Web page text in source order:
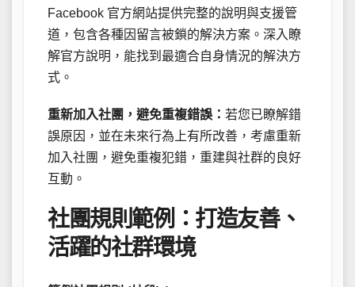
Facebook 官方網站提供完整的說明與支援管
道，包含各種因留言被鎖的解決方案。深入瞭
解官方說明，能找到最適合自身情況的解決方
式。
重新加入社團，避免重複錯誤： 若您已瞭解錯
誤原因，並在未來行為上有所改善，考慮重新
加入社團，避免重複犯錯，重建與社群的良好
互動。
社團規則範例：打造友善、
活躍的社群環境